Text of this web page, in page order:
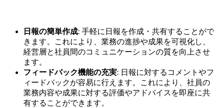
日報の簡単作成: 手軽に日報を作成・共有することがで
きます。これにより、業務の進捗や成果を可視化し、
経営層と社員間のコミュニケーションの質を向上させ
ます。
フィードバック機能の充実: 日報に対するコメントやフ
ィードバックが容易に行えます。これにより、社員の
業務内容や成果に対する評価やアドバイスを即座に共
有することができます。